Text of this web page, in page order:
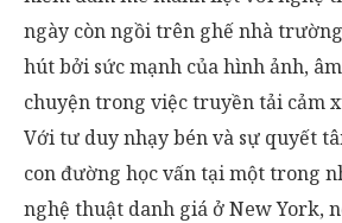
ngày còn ngồi trên ghế nhà
hút bởi sức mạnh của hình ảnh,
chuyện trong việc truyền tải cảm
Với tư duy nhạy bén và sự quyết
con đường học vấn tại một trong
nghệ thuật danh giá ở New York,